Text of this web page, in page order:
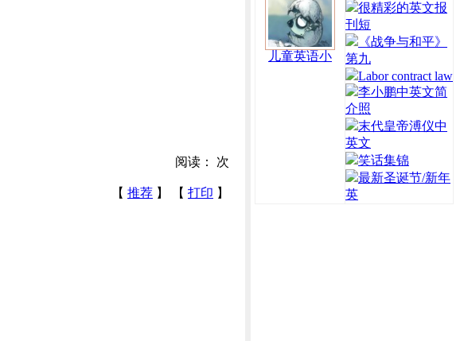
阅读： 次
【 推荐 】 【 打印 】
儿童英语小
很精彩的英文报
刊短
《战争与和平》
第九
Labor contract law
李小鹏中英文简
介照
末代皇帝溥仪中
英文
笑话集锦
最新圣诞节/新年
英